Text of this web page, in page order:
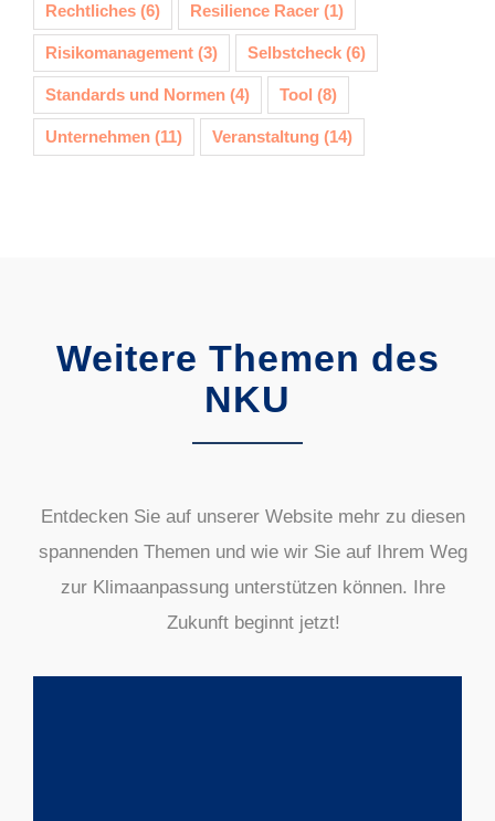
Rechtliches (6) Resilience Racer (1)
Risikomanagement (3) Selbstcheck (6)
Standards und Normen (4) Tool (8)
Unternehmen (11) Veranstaltung (14)
Weitere Themen des
NKU
Entdecken Sie auf unserer Website mehr zu diesen
spannenden Themen und wie wir Sie auf Ihrem Weg
zur Klimaanpassung unterstützen können. Ihre
Zukunft beginnt jetzt!